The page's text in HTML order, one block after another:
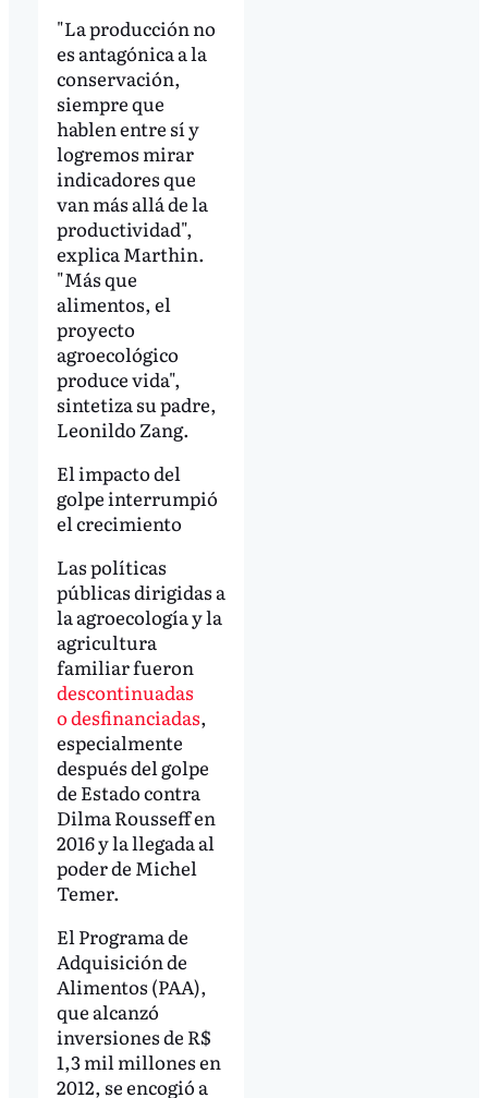
"La producción no
es antagónica a la
conservación,
siempre que
hablen entre sí y
logremos mirar
indicadores que
van más allá de la
productividad",
explica Marthin.
"Más que
alimentos, el
proyecto
agroecológico
produce vida",
sintetiza su padre,
Leonildo Zang.
El impacto del
golpe interrumpió
el crecimiento
Las políticas
públicas dirigidas a
la agroecología y la
agricultura
familiar fueron
descontinuadas
o desfinanciadas,
especialmente
después del golpe
de Estado contra
Dilma Rousseff en
2016 y la llegada al
poder de Michel
Temer.
El Programa de
Adquisición de
Alimentos (PAA),
que alcanzó
inversiones de R$
1,3 mil millones en
2012, se encogió a